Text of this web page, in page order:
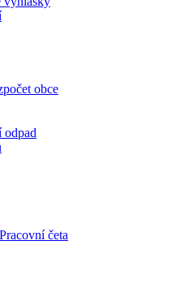
obce
odpad
četa